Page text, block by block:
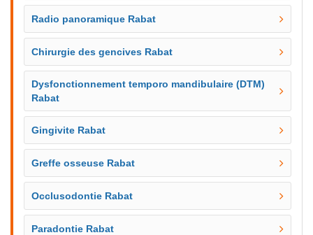
Radio panoramique Rabat
Chirurgie des gencives Rabat
Dysfonctionnement temporo mandibulaire (DTM)
Rabat
Gingivite Rabat
Greffe osseuse Rabat
Occlusodontie Rabat
Paradontie Rabat